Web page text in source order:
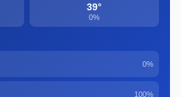
39°
0%
0%
100%